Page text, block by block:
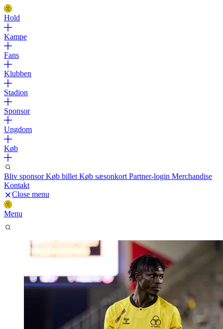
Hold
Kampe
Fans
Klubben
Stadion
Sponsor
Ungdom
Køb
Bliv sponsorKøb billet Køb sæsonkort Partner-login Merchandise
Kontakt
Close menu
Menu